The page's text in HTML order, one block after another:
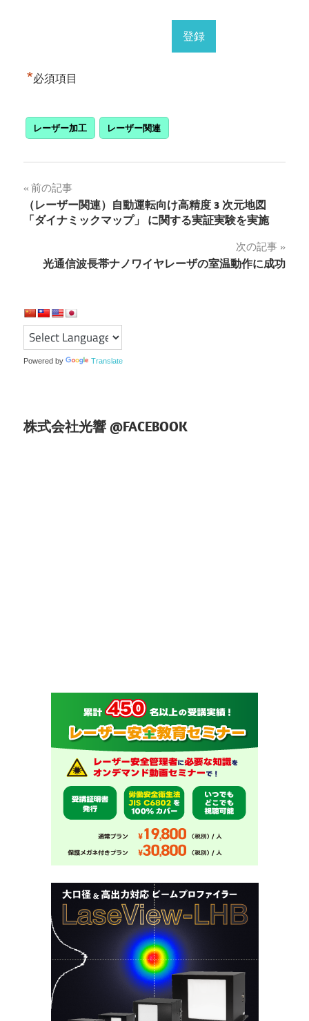
*必須項目
レーザー加工 レーザー関連
投
稿
ー
シ
前の記事
（レーザー関連）自動運転向け高精度 3 次元地図
「ダイナミックマップ」 に関する実証実験を実施
次の記事
光通信波長帯ナノワイヤレーザの室温動作に成功
Powered by Translate
株式会社光響 @FACEBOOK